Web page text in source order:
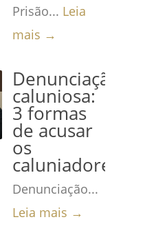
Prisão... Leia
mais →
Denunciação
caluniosa:
3 formas
de acusar
os
caluniadores
Denunciação...
Leia mais →